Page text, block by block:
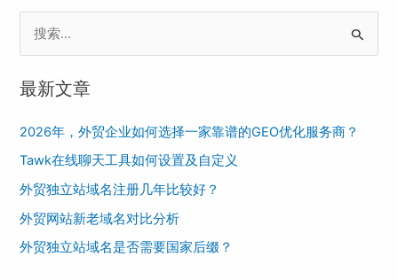
：
最新文章
2026年，外贸企业如何选择一家靠谱的GEO优化服务商？
Tawk在线聊天工具如何设置及自定义
外贸独立站域名注册几年比较好？
外贸网站新老域名对比分析
外贸独立站域名是否需要国家后缀？